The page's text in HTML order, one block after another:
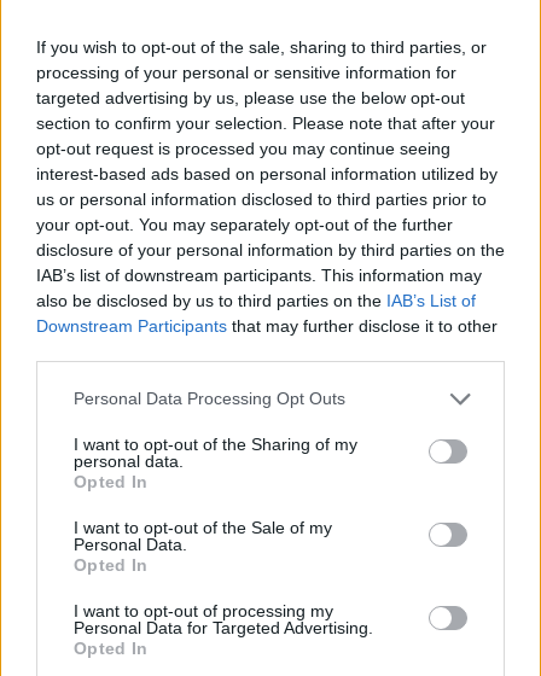
If you wish to opt-out of the sale, sharing to third parties, or
processing of your personal or sensitive information for
targeted advertising by us, please use the below opt-out
section to confirm your selection. Please note that after your
opt-out request is processed you may continue seeing
interest-based ads based on personal information utilized by
us or personal information disclosed to third parties prior to
your opt-out. You may separately opt-out of the further
disclosure of your personal information by third parties on the
IAB’s list of downstream participants. This information may
also be disclosed by us to third parties on the IAB’s List of
Downstream Participants that may further disclose it to other
Personal Data Processing Opt Outs
I want to opt-out of the Sharing of my
personal data.
Opted In
I want to opt-out of the Sale of my
Personal Data.
Opted In
I want to opt-out of processing my
Personal Data for Targeted Advertising.
Opted In
gazdaságpolitika, a választások után gyökeresen
változhatnak meg a körülmények és a célok. Merre tart a
magyar kormány és mivel néz szembe a nemzetközi
környezetben? Ez lesz a Portfolio idei kiemelt
gazdaságpolitikai konferenciájának legfontosabb
témája.Információ és jelentkezésAz lb.ua ukrán hírportál
tudósítása szerint...
KEDVES OLVASÓNK!
regisztrációhoz kötött.
Az előfizetés a következőket tartalmazza:
Portfolio.hu teljes cikkarchívum
kötéslistái
Előfizetés